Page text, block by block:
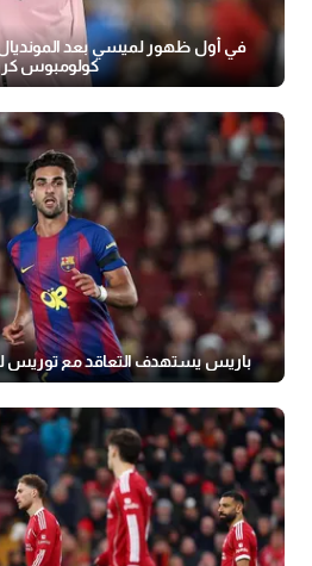
في أول ظهور لميسي بعد
كولومبوس
باريس يستهدف التعاقد مع توريس